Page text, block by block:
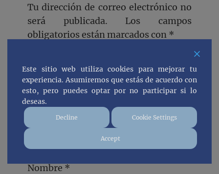
Tu dirección de correo electrónico no
será publicada.
Los campos
obligatorios están marcados con *
Nombre *
Este sitio web utiliza cookies para mejorar tu
experiencia. Asumiremos que estás de acuerdo con
esto, pero puedes optar por no participar si lo
deseas.
Decline Cookie Settings
Accept